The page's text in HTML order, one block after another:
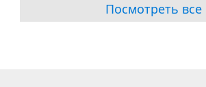
Посмотреть все